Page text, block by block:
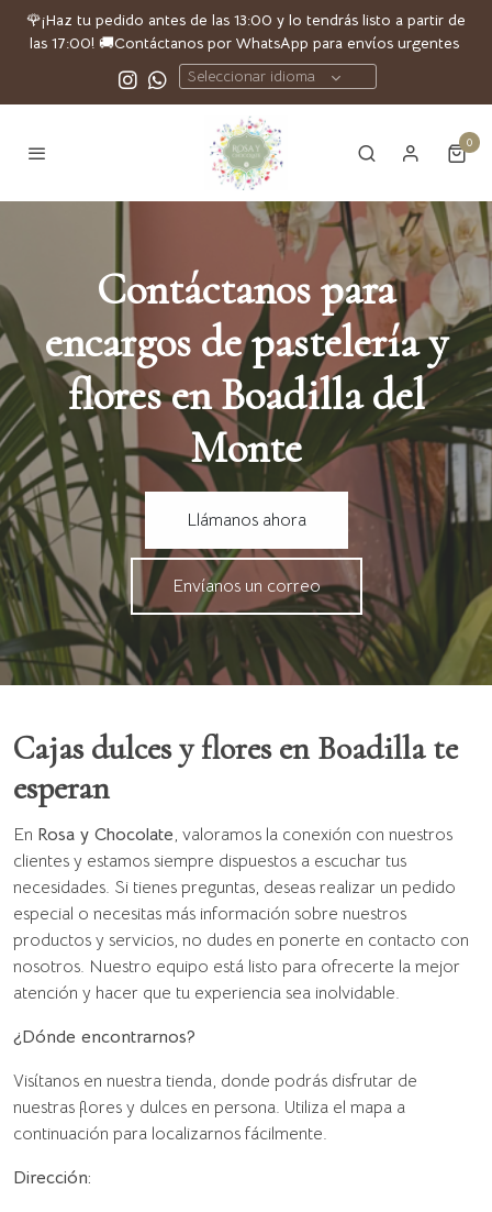
🌹¡Haz tu pedido antes de las 13:00 y lo tendrás listo a partir de
las 17:00! 🚚Contáctanos por WhatsApp para envíos urgentes
Seleccionar idioma
0
Contáctanos para
encargos de pastelería y
flores en Boadilla del
Monte
Llámanos ahora
Envíanos un correo
Cajas dulces y flores en Boadilla te
esperan
En Rosa y Chocolate, valoramos la conexión con nuestros
clientes y estamos siempre dispuestos a escuchar tus
necesidades. Si tienes preguntas, deseas realizar un pedido
especial o necesitas más información sobre nuestros
productos y servicios, no dudes en ponerte en contacto con
nosotros. Nuestro equipo está listo para ofrecerte la mejor
atención y hacer que tu experiencia sea inolvidable.
¿Dónde encontrarnos?
Visítanos en nuestra tienda, donde podrás disfrutar de
nuestras flores y dulces en persona. Utiliza el mapa a
continuación para localizarnos fácilmente.
Dirección: